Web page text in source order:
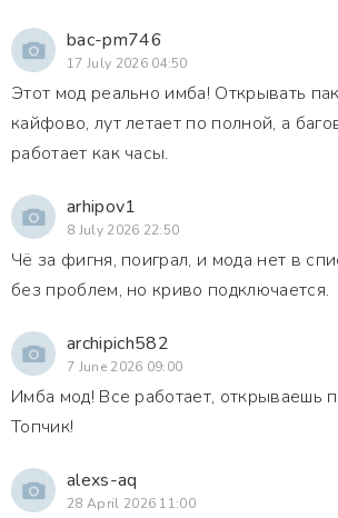
bac-pm746
17 July 2026 04:50
Этот мод реально имба! Открывать
кайфово, лут летает по полной, а
работает как часы.
arhipov1
8 July 2026 22:50
Чё за фигня, поиграл, и мода нет в
без проблем, но криво подключается.
archipich582
7 June 2026 09:00
Имба мод! Все работает, открываешь
Топчик!
alexs-aq
28 April 2026 11:00